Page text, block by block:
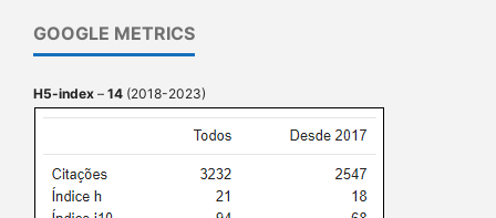
GOOGLE METRICS
H5-index – 14 (2018-2023)